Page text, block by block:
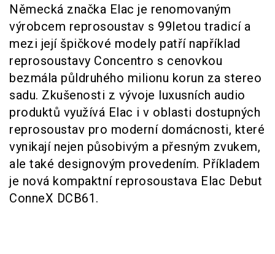
Německá značka Elac je renomovaným
výrobcem reprosoustav s 99letou tradicí a
mezi její špičkové modely patří například
reprosoustavy Concentro s cenovkou
bezmála půldruhého milionu korun za stereo
sadu. Zkušenosti z vývoje luxusních audio
produktů využívá Elac i v oblasti dostupných
reprosoustav pro moderní domácnosti, které
vynikají nejen působivým a přesným zvukem,
ale také designovým provedením. Příkladem
je nová kompaktní reprosoustava Elac Debut
ConneX DCB61.